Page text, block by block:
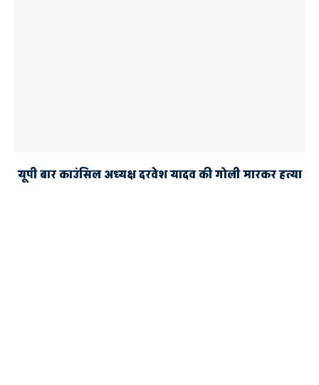
यूपी बार काउंसिल अध्यक्ष दरवेश यादव की गोली मारकर हत्या